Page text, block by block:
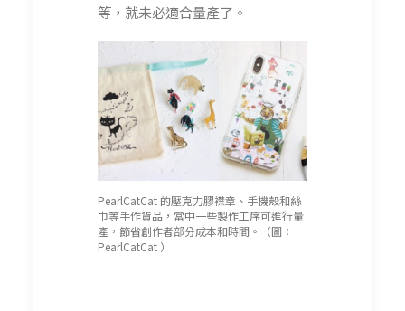
等，就未必適合量產了。
PearlCatCat 的壓克力膠襟章、手機殼和絲
巾等手作貨品，當中一些製作工序可進行量
產，節省創作者部分成本和時間。（圖：
PearlCatCat ）